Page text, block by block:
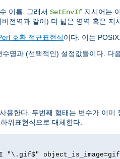
이름. 그래서 SetEnvIf 지시어는
전역과 같이) 더 넓은 영역 혹은
호환 정규표현식이다. 이는
명과 (선택적인) 설정값들이다. 다
용한다. 두번째 형태는 변수가 이
위표현식으로 대체한다.
"\.gif$" object_is_image=gif